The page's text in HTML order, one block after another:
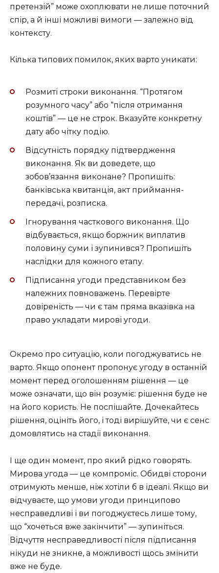
претензій” може охоплювати не лише поточний
спір, а й інші можливі вимоги — залежно від
контексту.
Кілька типових помилок, яких варто уникати:
Розмиті строки виконання. “Протягом
розумного часу” або “після отримання
коштів” — це не строк. Вказуйте конкретну
дату або чітку подію.
Відсутність порядку підтвердження
виконання. Як ви доведете, що
зобов’язання виконане? Пропишіть:
банківська квитанція, акт приймання-
передачі, розписка.
Ігнорування часткового виконання. Що
відбувається, якщо боржник виплатив
половину суми і зупинився? Пропишіть
наслідки для кожного етапу.
Підписання угоди представником без
належних повноважень. Перевірте
довіреність — чи є там пряма вказівка на
право укладати мирові угоди.
Окремо про ситуацію, коли погоджуватись не
варто. Якщо опонент пропонує угоду в останній
момент перед оголошенням рішення — це
може означати, що він розуміє: рішення буде не
на його користь. Не поспішайте. Дочекайтесь
рішення, оцініть його, і тоді вирішуйте, чи є сенс
домовлятись на стадії виконання.
І ще один момент, про який рідко говорять.
Мирова угода — це компроміс. Обидві сторони
отримують менше, ніж хотіли б в ідеалі. Якщо ви
відчуваєте, що умови угоди принципово
несправедливі і ви погоджуєтесь лише тому,
що “хочеться вже закінчити” — зупиніться.
Відчуття несправедливості після підписання
нікуди не зникне, а можливості щось змінити
вже не буде.